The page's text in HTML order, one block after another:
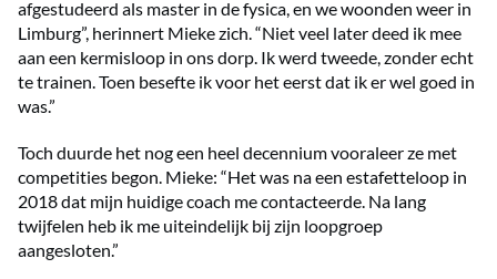
afgestudeerd als master in de fysica, en we woonden weer in
Limburg”, herinnert Mieke zich. “Niet veel later deed ik mee
aan een kermisloop in ons dorp. Ik werd tweede, zonder echt
te trainen. Toen besefte ik voor het eerst dat ik er wel goed in
was.”
Toch duurde het nog een heel decennium vooraleer ze met
competities begon. Mieke: “Het was na een estafetteloop in
2018 dat mijn huidige coach me contacteerde. Na lang
twijfelen heb ik me uiteindelijk bij zijn loopgroep
aangesloten.”